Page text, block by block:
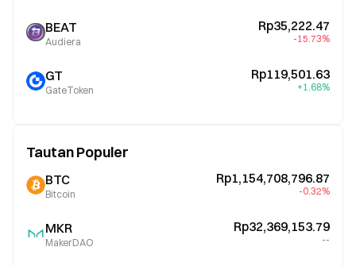
BEAT
Audiera
Rp35,222.47
-15.73%
GT
GateToken
Rp119,501.63
+1.68%
Tautan Populer
BTC
Bitcoin
Rp1,154,708,796.87
-0.32%
MKR
MakerDAO
Rp32,369,153.79
--